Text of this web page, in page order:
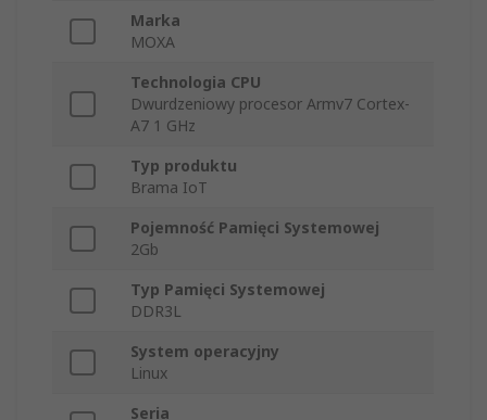
Marka
MOXA
Technologia CPU
Dwurdzeniowy procesor Armv7 Cortex-
A7 1 GHz
Typ produktu
Brama IoT
Pojemność Pamięci Systemowej
2Gb
Typ Pamięci Systemowej
DDR3L
System operacyjny
Linux
Seria